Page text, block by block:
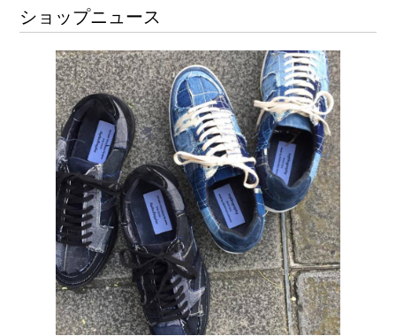
ショップニュース